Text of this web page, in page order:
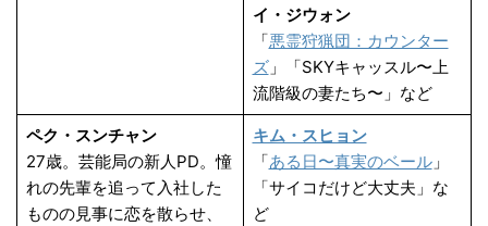
イ・ジウォン
「悪霊狩猟団：カウンター
ズ」「SKYキャッスル〜上
流階級の妻たち〜」など
ペク・スンチャン
27歳。芸能局の新人PD。憧
れの先輩を追って入社した
ものの見事に恋を散らせ、
キム・スヒョン
「ある日〜真実のベール」
「サイコだけど大丈夫」な
ど